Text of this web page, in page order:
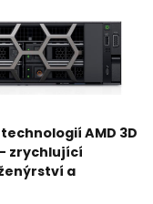
AMD 3D
zrychlující
a